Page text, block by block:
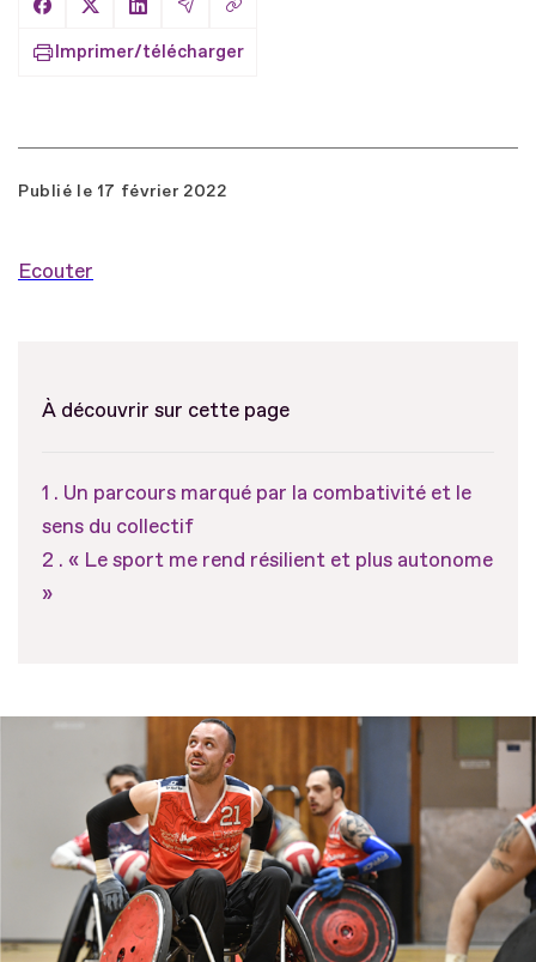
Partager sur Facebook
Partager sur X
Partager sur LinkedIn
Partager par Email
Copier le lien
Imprimer/télécharger
Publié le 17 février 2022
Ecouter
À découvrir sur cette page
Un parcours marqué par la combativité et le
sens du collectif
« Le sport me rend résilient et plus autonome
»